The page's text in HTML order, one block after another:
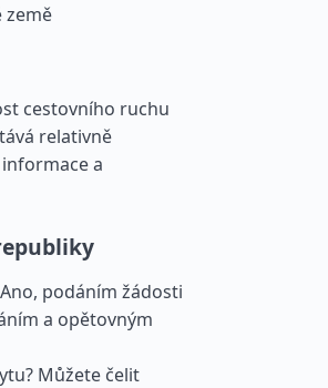
země
cestovního ruchu
relativně
a
podáním žádosti
a opětovným
Můžete čelit